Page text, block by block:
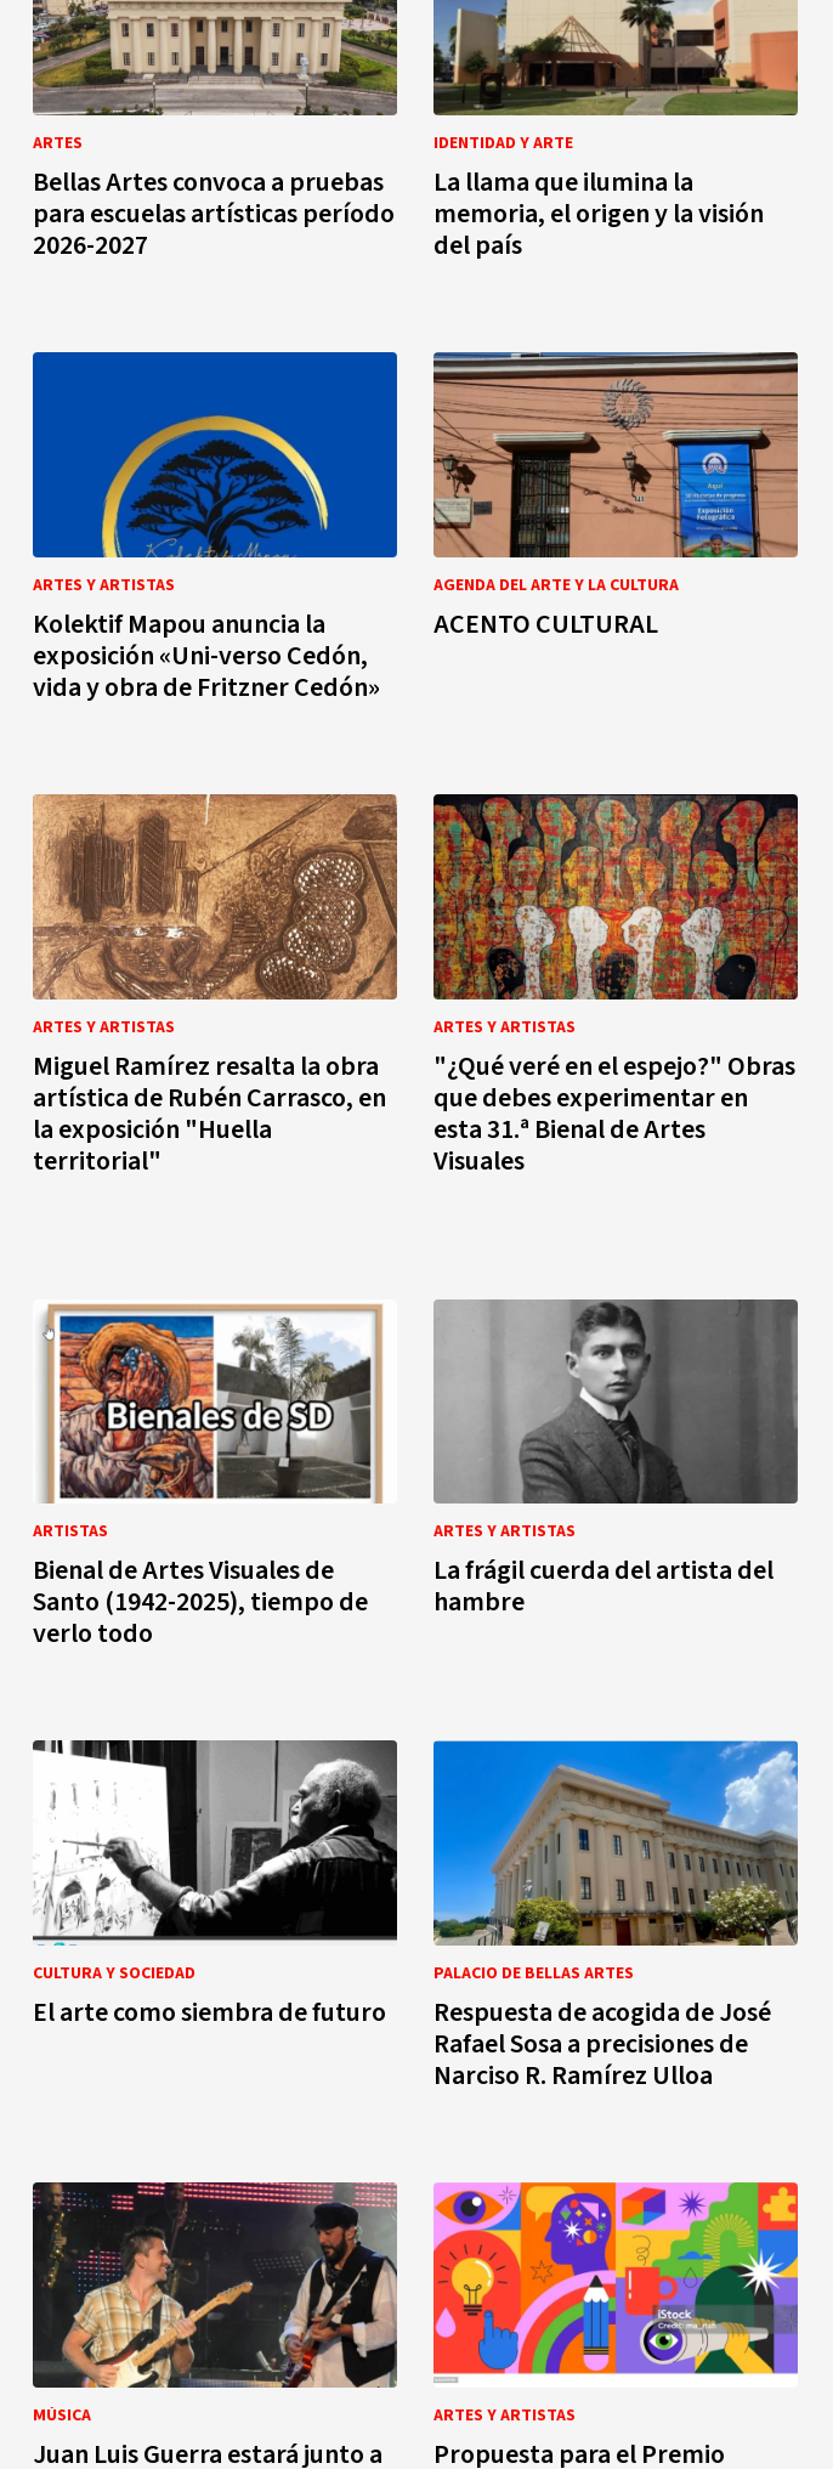
ARTES
Bellas Artes convoca a pruebas
para escuelas artísticas período
2026-2027
IDENTIDAD Y ARTE
La llama que ilumina la
memoria, el origen y la visión
del país
ARTES Y ARTISTAS
Kolektif Mapou anuncia la
exposición «Uni-verso Cedón,
vida y obra de Fritzner Cedón»
AGENDA DEL ARTE Y LA CULTURA
ACENTO CULTURAL
ARTES Y ARTISTAS
Miguel Ramírez resalta la obra
artística de Rubén Carrasco, en
la exposición "Huella
territorial"
ARTES Y ARTISTAS
"¿Qué veré en el espejo?" Obras
que debes experimentar en
esta 31.ª Bienal de Artes
Visuales
ARTISTAS
Bienal de Artes Visuales de
Santo (1942-2025), tiempo de
verlo todo
ARTES Y ARTISTAS
La frágil cuerda del artista del
hambre
CULTURA Y SOCIEDAD
El arte como siembra de futuro
PALACIO DE BELLAS ARTES
Respuesta de acogida de José
Rafael Sosa a precisiones de
Narciso R. Ramírez Ulloa
MÚSICA
Juan Luis Guerra estará junto a
ARTES Y ARTISTAS
Propuesta para el Premio